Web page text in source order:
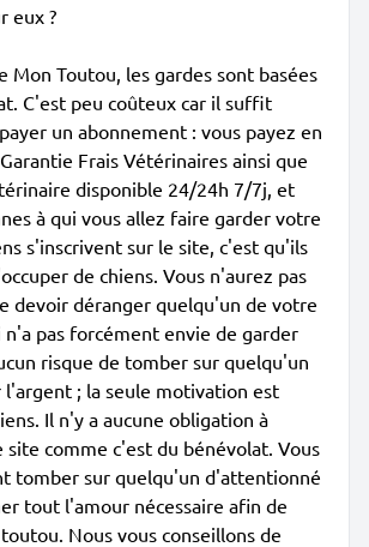
eux ?
Mon Toutou, les gardes sont basées
C'est peu coûteux car il suffit
un abonnement : vous payez en
Frais Vétérinaires ainsi que
disponible 24/24h 7/7j, et
à qui vous allez faire garder votre
s'inscrivent sur le site, c'est qu'ils
de chiens. Vous n'aurez pas
devoir déranger quelqu'un de votre
pas forcément envie de garder
risque de tomber sur quelqu'un
; la seule motivation est
Il n'y a aucune obligation à
site comme c'est du bénévolat. Vous
tomber sur quelqu'un d'attentionné
tout l'amour nécessaire afin de
Nous vous conseillons de